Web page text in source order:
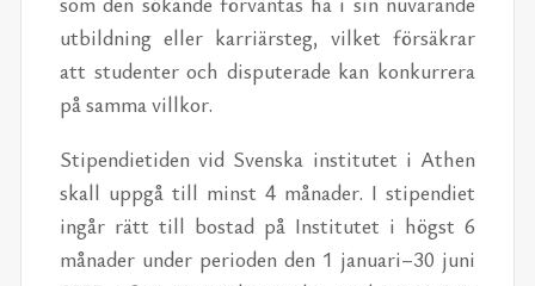
ut­bild­ning el­ler kar­riär­steg, vil­ket för­säk­rar
att stu­den­ter och dis­pu­te­ra­de kan kon­kur­re­ra
på sam­ma vill­kor.
Sti­pen­di­e­ti­den vid Svens­ka in­sti­tu­tet i Athen
skall upp­gå till minst 4 må­na­der. I sti­pen­di­et
in­går rätt till bo­stad på In­sti­tu­tet i högst 6
må­na­der un­der pe­ri­o­den den 1 ja­nu­a­ri–30 juni